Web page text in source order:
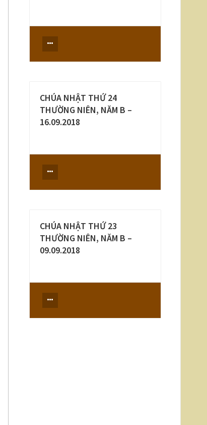
CHÚA NHẬT THỨ 24
THƯỜNG NIÊN, NĂM B –
16.09.2018
CHÚA NHẬT THỨ 23
THƯỜNG NIÊN, NĂM B –
09.09.2018